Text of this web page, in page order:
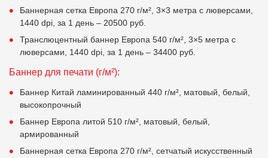
Баннерная сетка Европа 270 г/м², 3×3 метра с люверсами,
1440 dpi, за 1 день – 20500 руб.
Транслюцентный баннер Европа 540 г/м², 3×5 метра с
люверсами, 1440 dpi, за 1 день – 34400 руб.
Баннер для печати (г/м²):
Баннер Китай ламинированный 440 г/м², матовый, белый,
высокопрочный
Баннер Европа литой 510 г/м², матовый, белый,
армированный
Баннерная сетка Европа 270 г/м², сетчатый искусственный